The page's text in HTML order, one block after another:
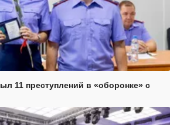
11 преступлений в «оборонке» с